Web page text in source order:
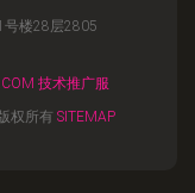
号楼28层2805
技术推广服
版权所有 SITEMAP